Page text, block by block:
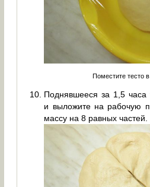
Поместите тесто
Поднявшееся за 1,5 часа
и выложите на рабочую
массу на 8 равных частей.